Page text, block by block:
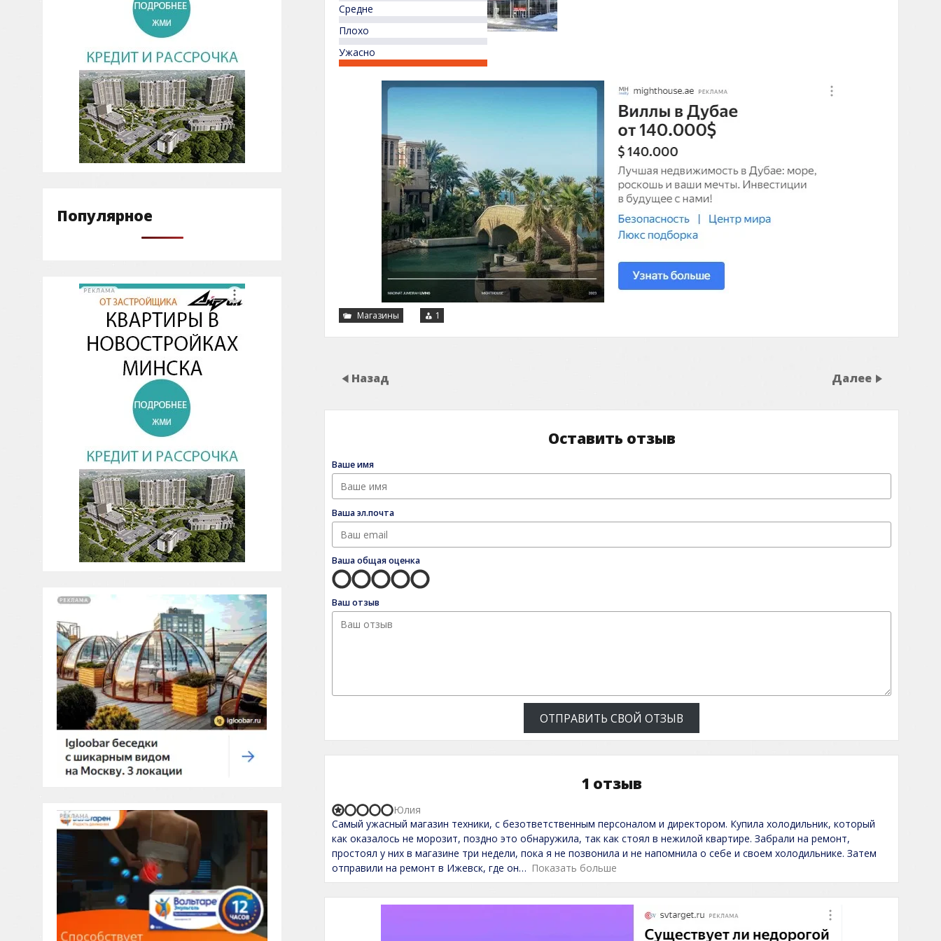
Средне
Плохо
Ужасно
Магазины 1
Назад Далее
Оставить отзыв
Ваше имя
Ваша эл.почта
Ваша общая оценка
Ваш отзыв
ОТПРАВИТЬ СВОЙ ОТЗЫВ
1 отзыв
R
a
t
d
1
,
Самый ужасный магазин техники, с безответственным персоналом и директором. Купила холодильник, который
как оказалось не морозит, поздно это обнаружила, так как стоял в нежилой квартире. Забрали на ремонт,
простоял у них в магазине три недели, пока я не позвонила и не напомнила о себе и своем холодильнике. Затем
отправили на ремонт в Ижевск, где он
Показать больше
Юлия
Популярное